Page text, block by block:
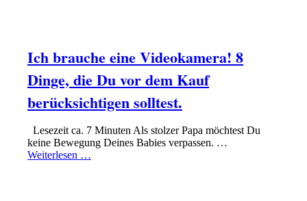
Ich brauche eine Videokamera! 8
Dinge, die Du vor dem Kauf
berücksichtigen solltest.
Lesezeit ca. 7 Minuten Als stolzer Papa möchtest Du
keine Bewegung Deines Babies verpassen. …
Weiterlesen …